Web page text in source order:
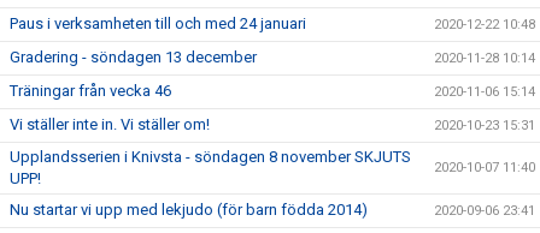
Paus i verksamheten till och med 24 januari 2020-12-22 10:48
Gradering - söndagen 13 december 2020-11-28 10:14
Träningar från vecka 46 2020-11-06 15:14
Vi ställer inte in. Vi ställer om! 2020-10-23 15:31
Upplandsserien i Knivsta - söndagen 8 november SKJUTS
UPP!
2020-10-07 11:40
Nu startar vi upp med lekjudo (för barn födda 2014) 2020-09-06 23:41